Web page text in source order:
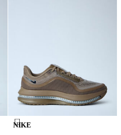
NIKE